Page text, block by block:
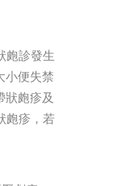
皰診發生
小便失禁
狀皰疹及
皰疹，若